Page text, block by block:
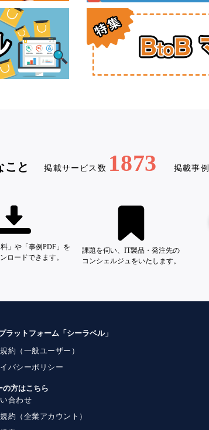
こと 掲載サービス数 1873 掲載事
料」や「事例PDF」を
ロードできます。
課題を伺い、IT製品・発注先の
コンシェルジュをいたします。
ラットフォーム「シーラベル」
約（一般ユーザー）
バシーポリシー
の方はこちら
合わせ
約（企業アカウント）